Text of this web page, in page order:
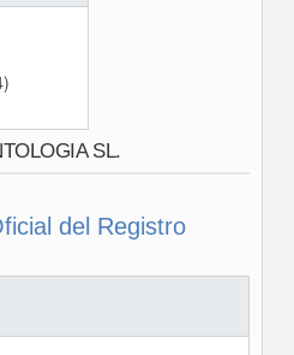
SL.
del Registro